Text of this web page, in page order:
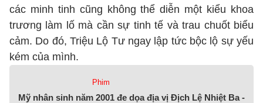
các minh tinh cũng không thể diễn một kiểu khoa
trương làm lố mà cần sự tinh tế và trau chuốt biểu
cảm. Do đó, Triệu Lộ Tư ngay lập tức bộc lộ sự yếu
kém của mình.
Phim
Mỹ nhân sinh năm 2001 đe dọa địa vị Địch Lệ Nhiệt Ba -